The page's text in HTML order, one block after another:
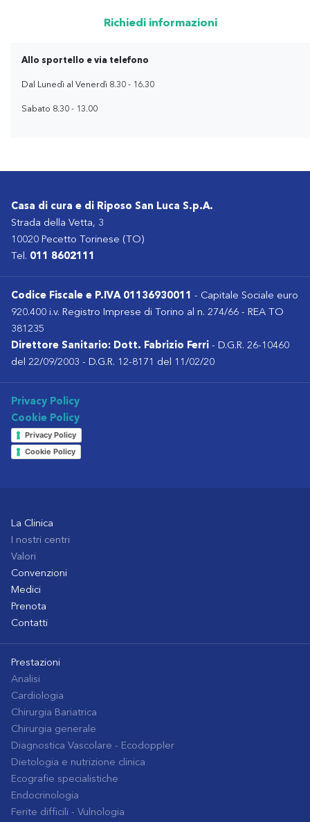
Richiedi informazioni
Allo sportello e via telefono
Dal Lunedì al Venerdì 8.30 - 16.30
Sabato 8.30 - 13.00
Casa di cura e di Riposo San Luca S.p.A.
Strada della Vetta, 3
10020 Pecetto Torinese (TO)
Tel. 011 8602111
Codice Fiscale e P.IVA 01136930011 - Capitale Sociale euro
920.400 i.v. Registro Imprese di Torino al n. 274/66 - REA TO
381235
Direttore Sanitario: Dott. Fabrizio Ferri - D.G.R. 26-10460
del 22/09/2003 - D.G.R. 12-8171 del 11/02/20
Privacy Policy
Cookie Policy
Privacy Policy
Cookie Policy
La Clinica
I nostri centri
Valori
Convenzioni
Medici
Prenota
Contatti
Prestazioni
Analisi
Cardiologia
Chirurgia Bariatrica
Chirurgia generale
Diagnostica Vascolare - Ecodoppler
Dietologia e nutrizione clinica
Ecografie specialistiche
Endocrinologia
Ferite difficili - Vulnologia